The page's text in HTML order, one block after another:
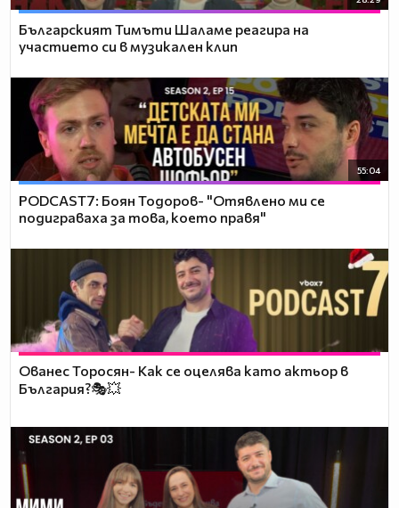
Българският Тимъти Шаламе реагира на
участието си в музикален клип
55:04
PODCAST7: ‪Боян Тодоров- "Отявлено ми се
подиграваха за това, което правя"
Ованес Торосян- Как се оцелява като актьор в
България?🎭💥